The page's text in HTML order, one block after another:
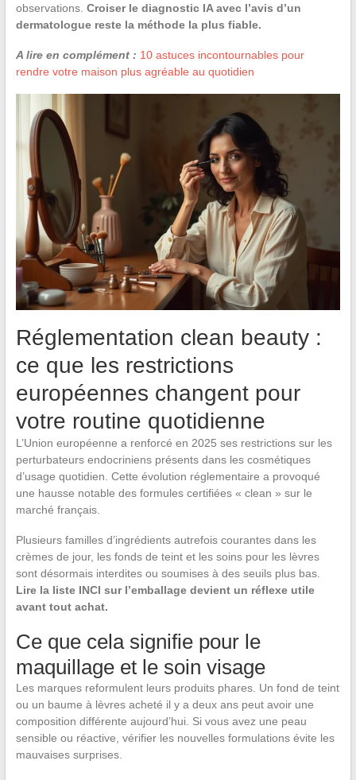
observations. Croiser le diagnostic IA avec l’avis d’un
dermatologue reste la méthode la plus fiable.
A lire en complément : 10 astuces incontournables pour
rendre votre maison plus agréable au quotidien
Réglementation clean beauty :
ce que les restrictions
européennes changent pour
votre routine quotidienne
L’Union européenne a renforcé en 2025 ses restrictions sur les
perturbateurs endocriniens présents dans les cosmétiques
d’usage quotidien. Cette évolution réglementaire a provoqué
une hausse notable des formules certifiées « clean » sur le
marché français.
Plusieurs familles d’ingrédients autrefois courantes dans les
crèmes de jour, les fonds de teint et les soins pour les lèvres
sont désormais interdites ou soumises à des seuils plus bas.
Lire la liste INCI sur l’emballage devient un réflexe utile
avant tout achat.
Ce que cela signifie pour le
maquillage et le soin visage
Les marques reformulent leurs produits phares. Un fond de teint
ou un baume à lèvres acheté il y a deux ans peut avoir une
composition différente aujourd’hui. Si vous avez une peau
sensible ou réactive, vérifier les nouvelles formulations évite les
mauvaises surprises.